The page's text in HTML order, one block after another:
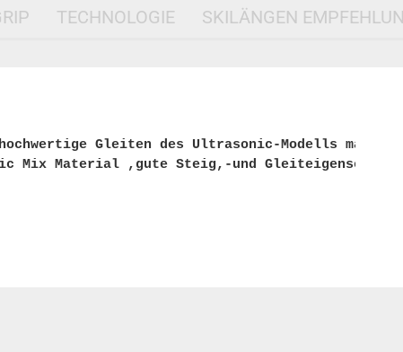
TECHNOLOGIE SKILÄNGEN
Gleiten des Ultrasonic-Modells